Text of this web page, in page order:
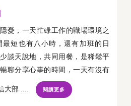
憂，一天忙碌工作的職場環境之
短也有八小時，還有加班的日
談天說地，共同用餐，是稀鬆平
聊分享心事的時間，一天有沒有
大部 .... 閱讀更多